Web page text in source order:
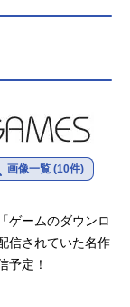
画像一覧 (10件)
ゲームのダウンロ
信されていた名作
予定！